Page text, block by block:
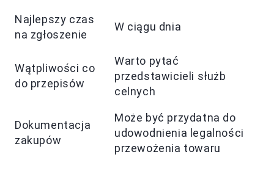
Najlepszy czas
na zgłoszenie
W ciągu dnia
Wątpliwości co
do przepisów
Warto pytać
przedstawicieli służb
celnych
Dokumentacja
zakupów
Może być przydatna do
udowodnienia legalności
przewożenia towaru